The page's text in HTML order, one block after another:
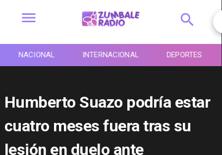
NACIONAL INTERNACIONAL DEPORTES
Humberto Suazo podría estar
cuatro meses fuera tras su
lesión en duelo ante